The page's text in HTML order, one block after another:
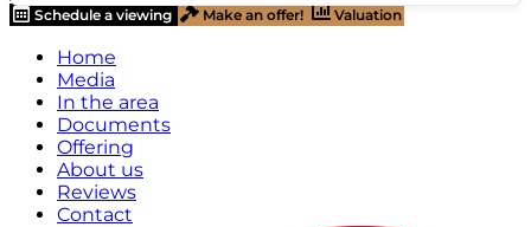
Schedule a viewing
Make an offer! Valuation
Home
Media
In the area
Documents
Offering
About us
Reviews
Contact